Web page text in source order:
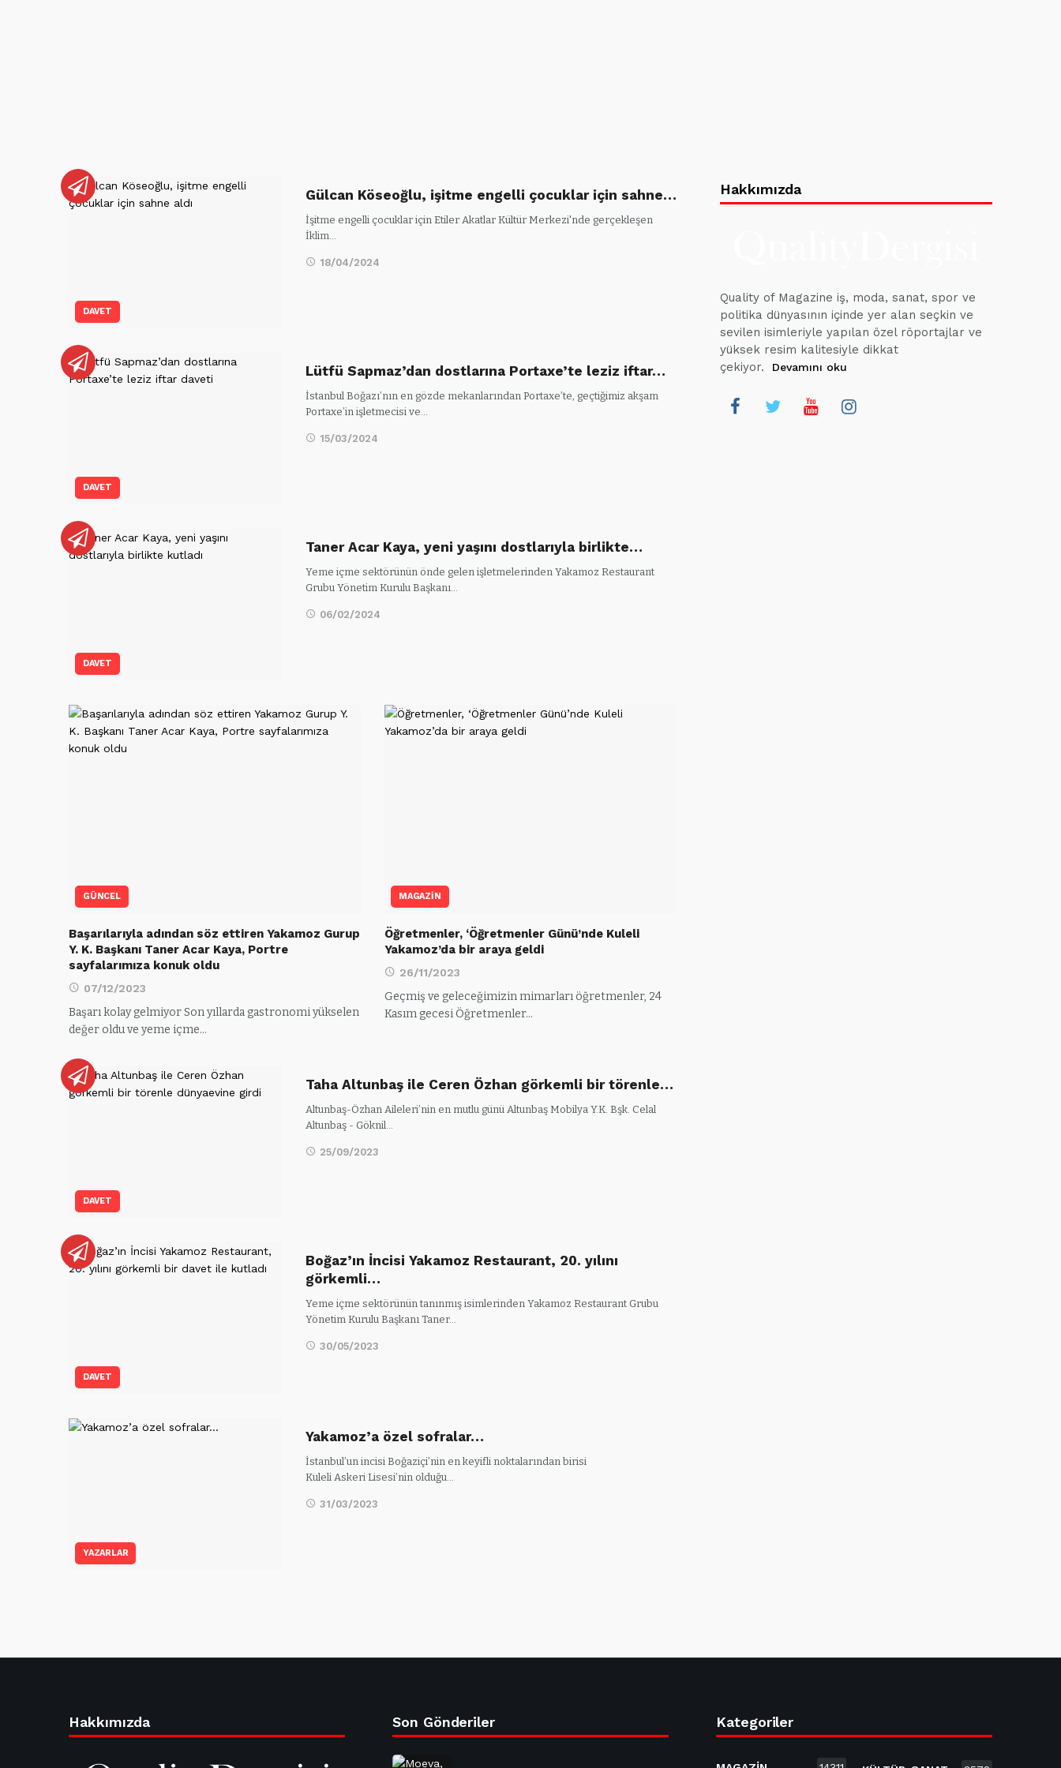
DAVET
Gülcan Köseoğlu, işitme engelli çocuklar için sahne…
İşitme engelli çocuklar için Etiler Akatlar Kültür Merkezi'nde gerçekleşen
İklim…
18/04/2024
DAVET
Lütfü Sapmaz’dan dostlarına Portaxe’te leziz iftar…
İstanbul Boğazı’nın en gözde mekanlarından Portaxe’te, geçtiğimiz akşam
Portaxe’in işletmecisi ve…
15/03/2024
DAVET
Taner Acar Kaya, yeni yaşını dostlarıyla birlikte…
Yeme içme sektörünün önde gelen işletmelerinden Yakamoz Restaurant
Grubu Yönetim Kurulu Başkanı…
06/02/2024
GÜNCEL
Başarılarıyla adından söz ettiren Yakamoz Gurup
Y. K. Başkanı Taner Acar Kaya, Portre
sayfalarımıza konuk oldu
07/12/2023
Başarı kolay gelmiyor Son yıllarda gastronomi yükselen
değer oldu ve yeme içme…
MAGAZİN
Öğretmenler, ‘Öğretmenler Günü’nde Kuleli
Yakamoz’da bir araya geldi
26/11/2023
Geçmiş ve geleceğimizin mimarları öğretmenler, 24
Kasım gecesi Öğretmenler…
DAVET
Taha Altunbaş ile Ceren Özhan görkemli bir törenle…
Altunbaş-Özhan Aileleri’nin en mutlu günü Altunbaş Mobilya Y.K. Bşk. Celal
Altunbaş - Göknil…
25/09/2023
DAVET
Boğaz’ın İncisi Yakamoz Restaurant, 20. yılını
görkemli…
Yeme içme sektörünün tanınmış isimlerinden Yakamoz Restaurant Grubu
Yönetim Kurulu Başkanı Taner…
30/05/2023
YAZARLAR
Yakamoz’a özel sofralar…
İstanbul’un incisi Boğaziçi’nin en keyifli noktalarından birisi
Kuleli Askeri Lisesi’nin olduğu…
31/03/2023
Hakkımızda
Quality of Magazine iş, moda, sanat, spor ve
politika dünyasının içinde yer alan seçkin ve
sevilen isimleriyle yapılan özel röportajlar ve
yüksek resim kalitesiyle dikkat
çekiyor.
Devamını oku
Hakkımızda Son Gönderiler Kategoriler